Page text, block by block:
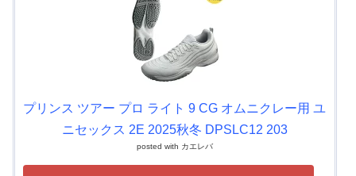
プリンス ツアー プロ ライト 9 CG オムニクレー用 ユ
ニセックス 2E 2025秋冬 DPSLC12 203
posted with カエレバ